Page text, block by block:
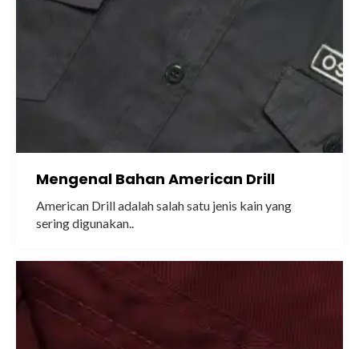
Mengenal Bahan American Drill
American Drill adalah salah satu jenis kain yang
sering digunakan..